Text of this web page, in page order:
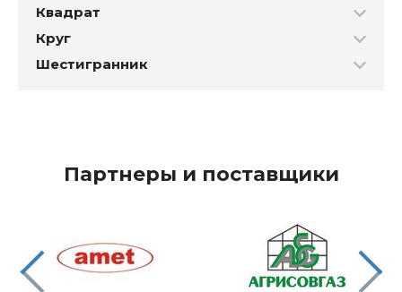
Квадрат
Круг
Шестигранник
Партнеры и поставщики